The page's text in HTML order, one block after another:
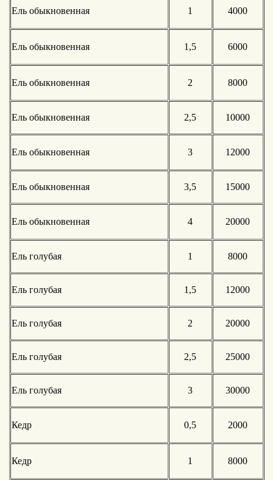
Ель обыкновенная 1 4000
Ель обыкновенная 1,5 6000
Ель обыкновенная 2 8000
Ель обыкновенная 2,5 10000
Ель обыкновенная 3 12000
Ель обыкновенная 3,5 15000
Ель обыкновенная 4 20000
Ель голубая 1 8000
Ель голубая 1,5 12000
Ель голубая 2 20000
Ель голубая 2,5 25000
Ель голубая 3 30000
Кедр 0,5 2000
Кедр 1 8000